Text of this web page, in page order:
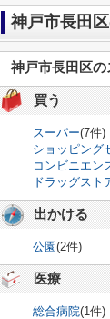
神戸市長田
神戸市長田区の
買う
スーパー(7件)
ショッピング
コンビニエン
ドラッグスト
出かける
公園(2件)
医療
総合病院(1件)